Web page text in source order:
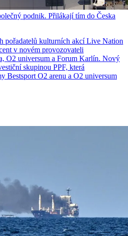
podnik. Přilákají tím do Česka
pořadatelů kulturních akcí Live Nation
v novém provozovateli
O2 universum a Forum Karlín. Nový
skupinou PPF, která
Bestsport O2 arenu a O2 universum